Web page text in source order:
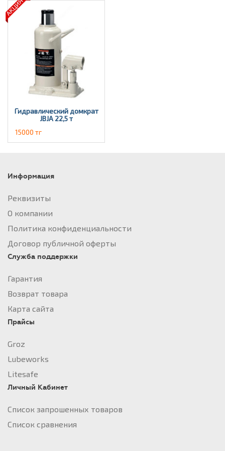
Гидравлический домкрат
JBJА 22,5 т
15000 тг
Информация
Реквизиты
О компании
Политика конфиденциальности
Договор публичной оферты
Служба поддержки
Гарантия
Возврат товара
Карта сайта
Прайсы
Groz
Lubeworks
Litesafe
Личный Кабинет
Список запрошенных товаров
Список сравнения